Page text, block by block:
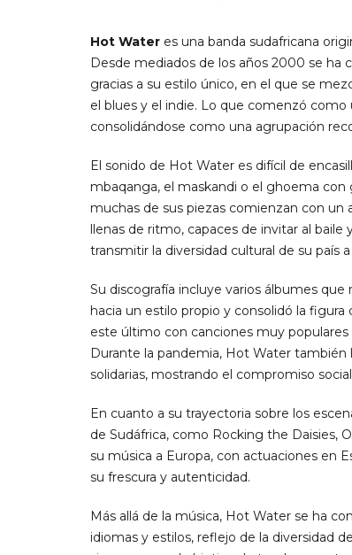
Hot Water es una banda sudafricana
Desde mediados de los años 2000 se
gracias a su estilo único, en el que se
el blues y el indie. Lo que comenzó
consolidándose como una agrupación
El sonido de Hot Water es difícil de
mbaqanga, el maskandi o el ghoema con
muchas de sus piezas comienzan con un
llenas de ritmo, capaces de invitar al
transmitir la diversidad cultural de su país
Su discografía incluye varios álbumes
hacia un estilo propio y consolidó la
este último con canciones muy
Durante la pandemia, Hot Water también
solidarias, mostrando el compromiso
En cuanto a su trayectoria sobre los
de Sudáfrica, como Rocking the Daisies,
su música a Europa, con actuaciones en
su frescura y autenticidad.
Más allá de la música, Hot Water se ha
idiomas y estilos, reflejo de la diversidad